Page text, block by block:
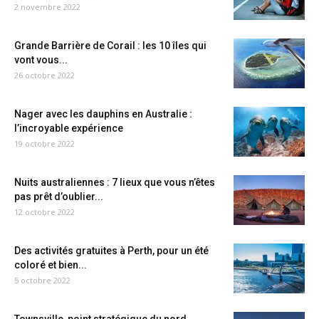
2 novembre 2022
Grande Barrière de Corail : les 10 îles qui
vont vous...
26 octobre 2022
Nager avec les dauphins en Australie :
l’incroyable expérience
19 octobre 2022
Nuits australiennes : 7 lieux que vous n’êtes
pas prêt d’oublier...
12 octobre 2022
Des activités gratuites à Perth, pour un été
coloré et bien...
5 octobre 2022